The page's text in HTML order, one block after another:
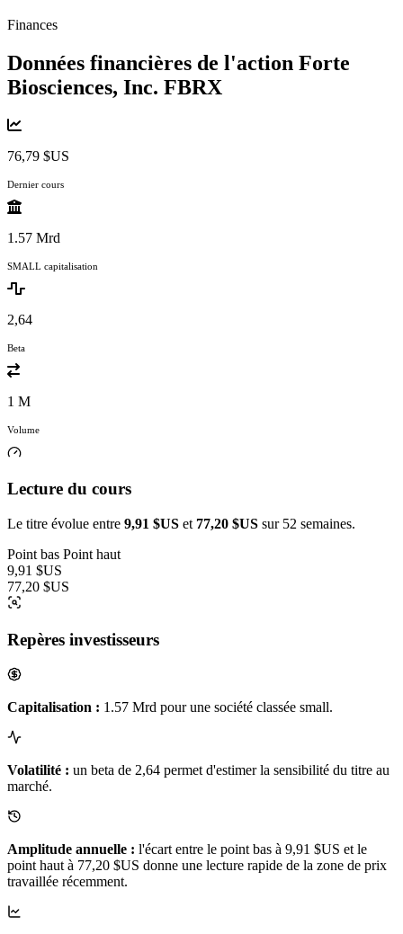
Finances
Données financières de l'action Forte
Biosciences, Inc. FBRX
76,79 $US
Dernier cours
1.57 Mrd
SMALL capitalisation
2,64
Beta
1 M
Volume
Lecture du cours
Le titre évolue entre 9,91 $US et 77,20 $US sur 52 semaines.
Point bas Point haut
9,91 $US
77,20 $US
Repères investisseurs
Capitalisation : 1.57 Mrd pour une société classée small.
Volatilité : un beta de 2,64 permet d'estimer la sensibilité du titre au
marché.
Amplitude annuelle : l'écart entre le point bas à 9,91 $US et le
point haut à 77,20 $US donne une lecture rapide de la zone de prix
travaillée récemment.